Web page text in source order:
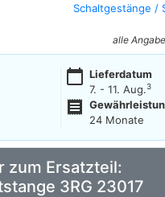
Schaltgestänge /
alle
calendar_today Lieferdatum
7. - 11. Aug.3
receipt
24 Monate
zum Ersatzteil:
3RG 23017